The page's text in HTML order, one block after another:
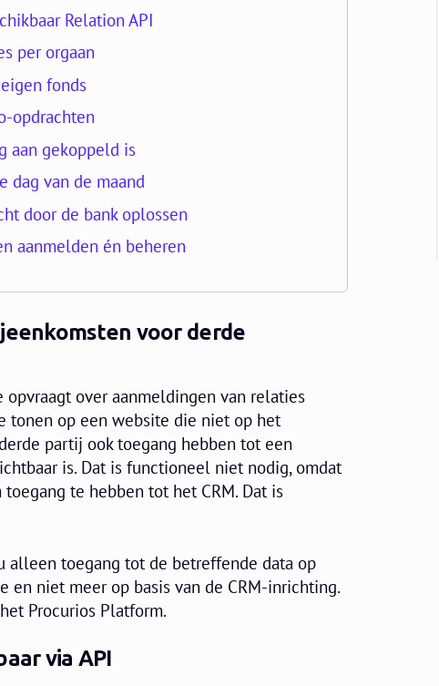
Relation API
per orgaan
eigen fonds
opdrachten
aan gekoppeld is
dag van de maand
door de bank oplossen
aanmelden én beheren
voor derde
over aanmeldingen van relaties
op een website die niet op het
partij ook toegang hebben tot een
is. Dat is functioneel niet nodig, omdat
te hebben tot het CRM. Dat is
alleen toegang tot de betreffende data op
en niet meer op basis van de CRM-inrichting.
Procurios Platform.
via API